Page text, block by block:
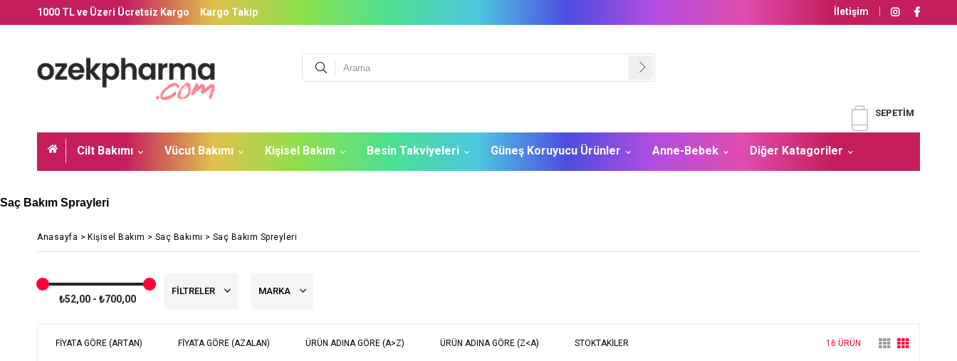
1000 TL ve Üzeri Ücretsiz Kargo Kargo Takip İletişim
SEPETIM
Cilt Bakımı Vücut Bakımı Kişisel Bakım Besin Takviyeleri Güneş Koruyucu Ürünler Anne-Bebek Diğer Katagoriler
Saç Bakım Sprayleri
Anasayfa > Kişisel Bakım > Saç Bakımı > Saç Bakım Spreyleri
₺52,00 - ₺700,00
FILTRELER MARKA
FIYATA GÖRE (ARTAN) FIYATA GÖRE (AZALAN) ÜRÜN ADINA GÖRE (A>Z) ÜRÜN ADINA GÖRE (Z<A) STOKTAKILER 16 ÜRÜN